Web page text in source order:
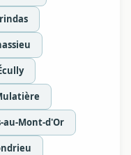
au-Mont-d'Or